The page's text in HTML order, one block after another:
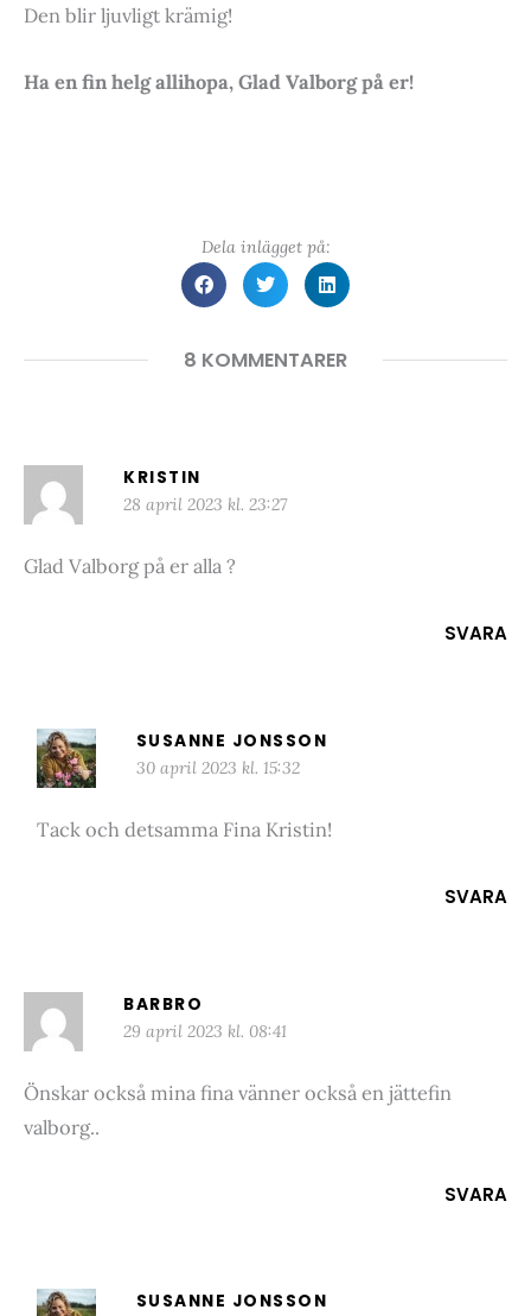
Den blir ljuvligt krämig!
Ha en fin helg allihopa, Glad Valborg på er!
Dela inlägget på:
8 KOMMENTARER
KRISTIN
28 april 2023 kl. 23:27
Glad Valborg på er alla ?
SVARA
SUSANNE JONSSON
30 april 2023 kl. 15:32
Tack och detsamma Fina Kristin!
SVARA
BARBRO
29 april 2023 kl. 08:41
Önskar också mina fina vänner också en jättefin
valborg..
SVARA
SUSANNE JONSSON